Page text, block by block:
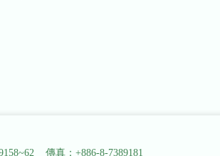
傳真：+886-8-7389181